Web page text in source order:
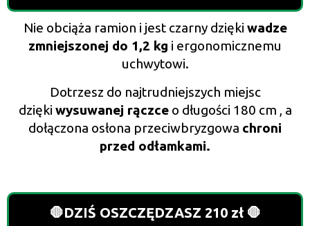
Nie obciąża ramion i jest czarny dzięki wadze
zmniejszonej do 1,2 kg i ergonomicznemu
uchwytowi.
Dotrzesz do najtrudniejszych miejsc
dzięki wysuwanej rączceo długości 180 cm , a
dołączona osłona przeciwbryzgowa chroni
przed odłamkami.
🛑DZIŚ OSZCZĘDZASZ 210 zł 🛑